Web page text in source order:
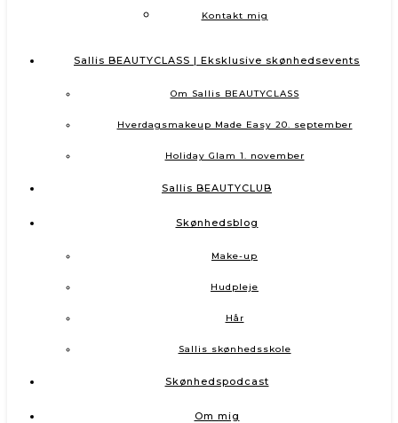
Kontakt mig
Sallis BEAUTYCLASS | Eksklusive skønhedsevents
Om Sallis BEAUTYCLASS
Hverdagsmakeup Made Easy 20. september
Holiday Glam 1. november
Sallis BEAUTYCLUB
Skønhedsblog
Make-up
Hudpleje
Hår
Sallis skønhedsskole
Skønhedspodcast
Om mig